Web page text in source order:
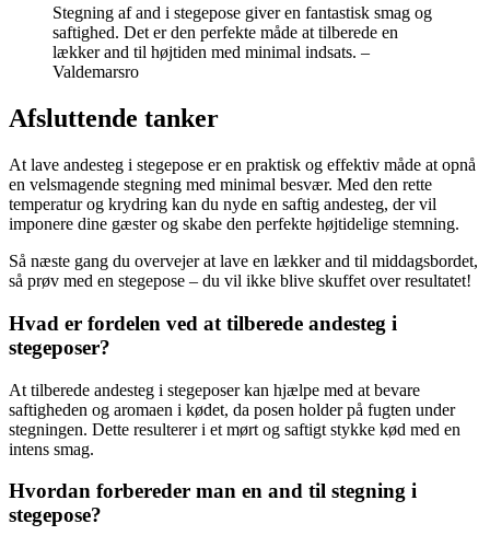
Stegning af and i stegepose giver en fantastisk smag og
saftighed. Det er den perfekte måde at tilberede en
lækker and til højtiden med minimal indsats. –
Valdemarsro
Afsluttende tanker
At lave andesteg i stegepose er en praktisk og effektiv måde at opnå
en velsmagende stegning med minimal besvær. Med den rette
temperatur og krydring kan du nyde en saftig andesteg, der vil
imponere dine gæster og skabe den perfekte højtidelige stemning.
Så næste gang du overvejer at lave en lækker and til middagsbordet,
så prøv med en stegepose – du vil ikke blive skuffet over resultatet!
Hvad er fordelen ved at tilberede andesteg i
stegeposer?
At tilberede andesteg i stegeposer kan hjælpe med at bevare
saftigheden og aromaen i kødet, da posen holder på fugten under
stegningen. Dette resulterer i et mørt og saftigt stykke kød med en
intens smag.
Hvordan forbereder man en and til stegning i
stegepose?